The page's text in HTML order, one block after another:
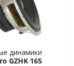
динамики
GZHK 165